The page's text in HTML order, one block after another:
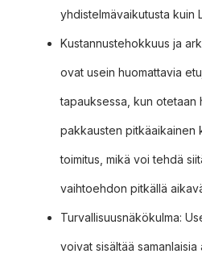
yhdistelmävaikutusta kuin
Kustannustehokkuus ja
ovat usein huomattavia
tapauksessa, kun otetaan
pakkausten pitkäaikainen
toimitus, mikä voi tehdä
vaihtoehdon pitkällä
Turvallisuusnäkökulma:
voivat sisältää samanlaisia